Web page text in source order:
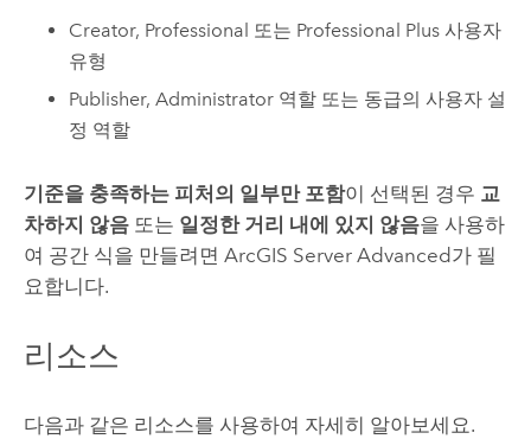
Creator, Professional 또는 Professional Plus 사용자
유형
Publisher, Administrator 역할 또는 동급의 사용자 설
정 역할
기준을 충족하는 피처의 일부만 포함이 선택된 경우 교
차하지 않음또는 일정한 거리 내에 있지 않음을 사용하
여 공간 식을 만들려면 ArcGIS Server Advanced가 필
요합니다.
리소스
다음과 같은 리소스를 사용하여 자세히 알아보세요.